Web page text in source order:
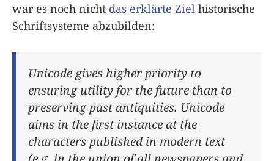
war es noch nicht das erklärte Ziel historische
Schriftsysteme abzubilden:
Unicode gives higher priority to
ensuring utility for the future than to
preserving past antiquities. Unicode
aims in the first instance at the
characters published in modern text